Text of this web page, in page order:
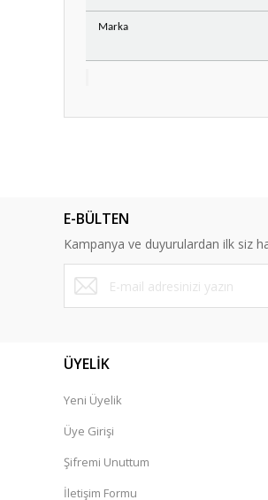
Marka
Zamanında sorunsuz
Daha önce de Bosch ürünü
Ürün bilgilerinde hatalar
Ürün fiyatı diğer sitelerden daha
Bu ürüne benzer farklı
E-BÜLTEN
Kampanya ve duyurulardan ilk siz
ÜYELİK
Yeni Üyelik
Üye Girişi
Şifremi Unuttum
İletişim Formu